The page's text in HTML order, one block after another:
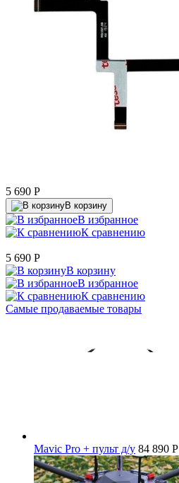
5 690 P
В корзину
В избранное
К сравнению
5 690 P
В корзину
В избранное
К сравнению
Самые продаваемые товары
Mavic Pro + пульт д/у 84 890 P